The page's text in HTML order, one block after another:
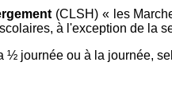
(CLSH) « les
à l'exception de la
½ journée ou à la journée,